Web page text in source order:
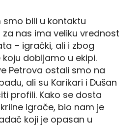
smo bili u kontaktu
za nas ima veliku vrednost
– igrački, ali i zbog
dobijamo u ekipi.
Petrova ostali smo na
ali su Karikari i Dušan
profili. Kako se dosta
igrače, bio nam je
koji je opasan u